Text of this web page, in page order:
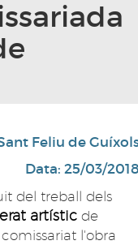
Feliu de
Data: 25/03/
del treball dels
artístic de
l'obra